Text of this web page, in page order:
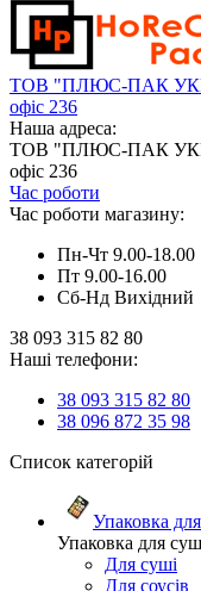
ТОВ "ПЛЮС-ПАК
офіс 236
Наша адреса:
ТОВ "ПЛЮС-ПАК
офіс 236
Час роботи
Час роботи магазину:
Пн-Чт 9.00-18.00
Пт 9.00-16.00
Сб-Нд Вихідний
38 093 315 82 80
Наші телефони:
38 093 315 82 80
38 096 872 35 98
Список категорій
Упаковка
Упаковка для
Для суші
Для соусів